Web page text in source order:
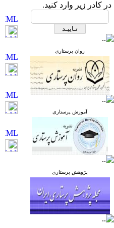
در کادر زیر وارد کنید.
روان پرستاری
آموزش پرستاری
پژوهش پرستاری